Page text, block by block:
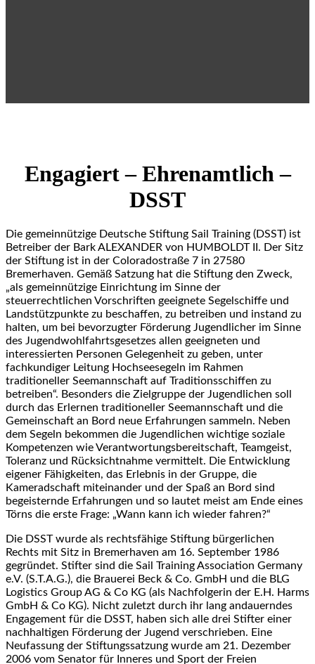
Engagiert – Ehrenamtlich –
DSST
Die gemeinnützige Deutsche Stiftung Sail Training (DSST) ist
Betreiber der Bark ALEXANDER von HUMBOLDT II. Der Sitz
der Stiftung ist in der Coloradostraße 7 in 27580
Bremerhaven. Gemäß Satzung hat die Stiftung den Zweck,
„als gemeinnützige Einrichtung im Sinne der
steuerrechtlichen Vorschriften geeignete Segelschiffe und
Landstützpunkte zu beschaffen, zu betreiben und instand zu
halten, um bei bevorzugter Förderung Jugendlicher im Sinne
des Jugendwohlfahrtsgesetzes allen geeigneten und
interessierten Personen Gelegenheit zu geben, unter
fachkundiger Leitung Hochseesegeln im Rahmen
traditioneller Seemannschaft auf Traditionsschiffen zu
betreiben“. Besonders die Zielgruppe der Jugendlichen soll
durch das Erlernen traditioneller Seemannschaft und die
Gemeinschaft an Bord neue Erfahrungen sammeln. Neben
dem Segeln bekommen die Jugendlichen wichtige soziale
Kompetenzen wie Verantwortungsbereitschaft, Teamgeist,
Toleranz und Rücksichtnahme vermittelt. Die Entwicklung
eigener Fähigkeiten, das Erlebnis in der Gruppe, die
Kameradschaft miteinander und der Spaß an Bord sind
begeisternde Erfahrungen und so lautet meist am Ende eines
Törns die erste Frage: „Wann kann ich wieder fahren?“
Die DSST wurde als rechtsfähige Stiftung bürgerlichen
Rechts mit Sitz in Bremerhaven am 16. September 1986
gegründet. Stifter sind die Sail Training Association Germany
e.V. (S.T.A.G.), die Brauerei Beck & Co. GmbH und die BLG
Logistics Group AG & Co KG (als Nachfolgerin der E.H. Harms
GmbH & Co KG). Nicht zuletzt durch ihr lang andauerndes
Engagement für die DSST, haben sich alle drei Stifter einer
nachhaltigen Förderung der Jugend verschrieben. Eine
Neufassung der Stiftungssatzung wurde am 21. Dezember
2006 vom Senator für Inneres und Sport der Freien